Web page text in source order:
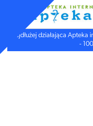
Najdłużej działająca
-